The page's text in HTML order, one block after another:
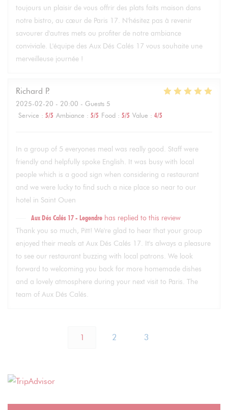
toujours un plaisir de vous offrir des plats faits maison dans
notre bistro, au cœur de Paris 17. N'hésitez pas à revenir
savourer d'autres mets ou profiter de notre ambiance
conviviale. L'équipe des Aux Dés Calés 17 vous souhaite une
merveilleuse journée !
Richard P
2025-02-20 - 20:00 - Guests 5
Service : 5/5 Ambiance : 5/5 Food : 5/5 Value : 4/5
In a group of 5 everyones meal was really good. Staff were
friendly and helpfully spoke English. It was busy with local
people which is a good sign when considering a restaurant
and we were lucky to find such a nice place so near to our
hotel in Saint Ouen
Aux Dés Calés 17 - Legendre has replied to this review
Thank you so much, Pitt! We're glad to hear that your group
enjoyed their meals at Aux Dés Calés 17. It's always a pleasure
to see our restaurant buzzing with local patrons. We look
forward to welcoming you back for more homemade dishes
and a lovely atmosphere during your next visit to Paris. The
team of Aux Dés Calés.
1 2 3